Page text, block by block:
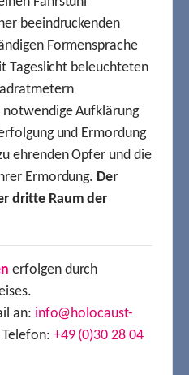
beeindruckenden
Formensprache
Tageslicht beleuchteten
Aufklärung
und Ermordung
ehrenden Opfer und die
Ermordung. Der
dritte Raum der
erfolgen durch
an: info@holocaust-
+49 (0)30 28 04